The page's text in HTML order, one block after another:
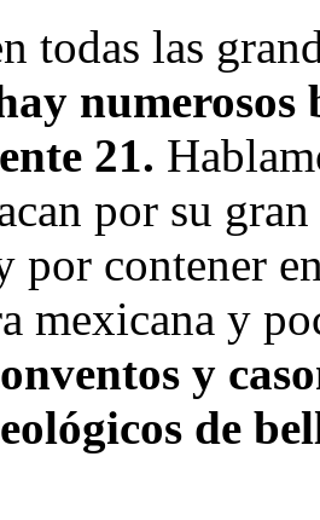
todas las
numerosos
21.
por su
por contener
mexicana y
y
de